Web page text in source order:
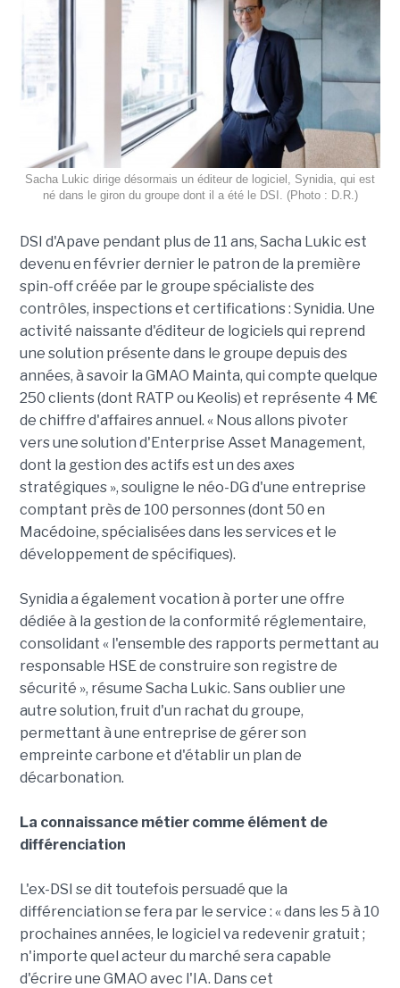
Sacha Lukic dirige désormais un éditeur de logiciel, Synidia, qui est
né dans le giron du groupe dont il a été le DSI. (Photo : D.R.)
DSI d'Apave pendant plus de 11 ans, Sacha Lukic est
devenu en février dernier le patron de la première
spin-off créée par le groupe spécialiste des
contrôles, inspections et certifications : Synidia. Une
activité naissante d'éditeur de logiciels qui reprend
une solution présente dans le groupe depuis des
années, à savoir la GMAO Mainta, qui compte quelque
250 clients (dont RATP ou Keolis) et représente 4 M€
de chiffre d'affaires annuel. « Nous allons pivoter
vers une solution d'Enterprise Asset Management,
dont la gestion des actifs est un des axes
stratégiques », souligne le néo-DG d'une entreprise
comptant près de 100 personnes (dont 50 en
Macédoine, spécialisées dans les services et le
développement de spécifiques).
Synidia a également vocation à porter une offre
dédiée à la gestion de la conformité réglementaire,
consolidant « l'ensemble des rapports permettant au
responsable HSE de construire son registre de
sécurité », résume Sacha Lukic. Sans oublier une
autre solution, fruit d'un rachat du groupe,
permettant à une entreprise de gérer son
empreinte carbone et d'établir un plan de
décarbonation.
La connaissance métier comme élément de
différenciation
L'ex-DSI se dit toutefois persuadé que la
différenciation se fera par le service : « dans les 5 à 10
prochaines années, le logiciel va redevenir gratuit ;
n'importe quel acteur du marché sera capable
d'écrire une GMAO avec l'IA. Dans cet